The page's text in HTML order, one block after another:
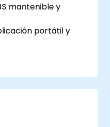
mantenible y
portátil y
la complejidad